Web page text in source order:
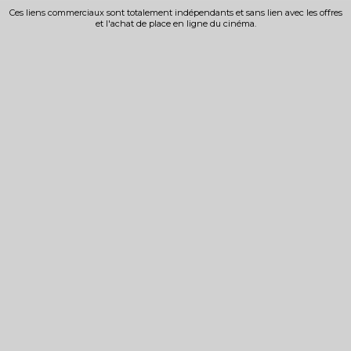
Ces liens commerciaux sont totalement indépendants et sans lien avec les offres
et l'achat de place en ligne du cinéma.